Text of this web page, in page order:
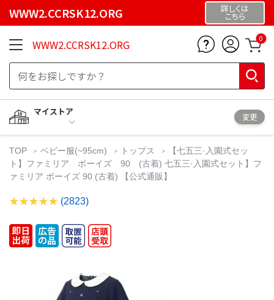
WWW2.CCRSK12.ORG 詳しくは
こちら
WWW2.CCRSK12.ORG 0
マイストア
変更
TOP ベビー服(~95cm) トップス
【七五三·入園式セッ
ト】ファミリア ボーイズ 90 (古着) 七五三·入園式セット】フ
ァミリア ボーイズ 90 (古着) 【公式通販】
(2823)